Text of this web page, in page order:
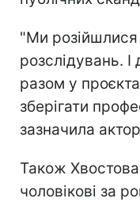
"Ми розійшлися
розслідувань.
разом у
зберігати
зазначила
Також
чоловікові за